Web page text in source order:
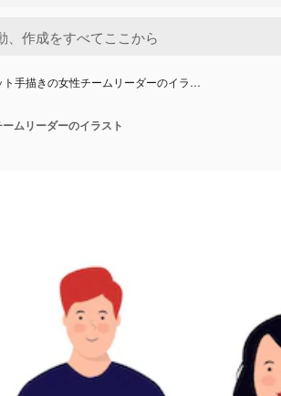
ト手描きの女性チームリーダーのイラ…
ムリーダーのイラスト